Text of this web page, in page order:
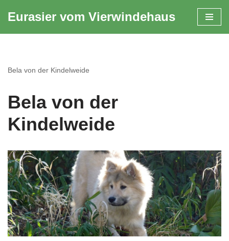
Eurasier vom Vierwindehaus
Bela von der Kindelweide
Bela von der
Kindelweide